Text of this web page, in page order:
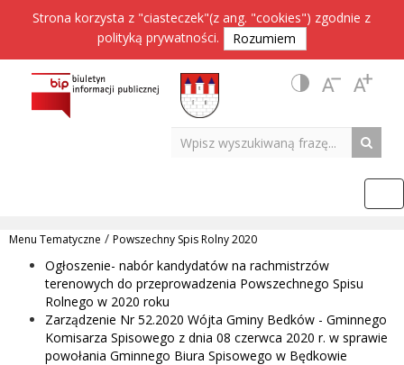
Strona korzysta z "ciasteczek"(z ang. "cookies") zgodnie z
polityką prywatności. Rozumiem
Menu Tematyczne / Powszechny Spis Rolny 2020
Ogłoszenie- nabór kandydatów na rachmistrzów
terenowych do przeprowadzenia Powszechnego Spisu
Rolnego w 2020 roku
Zarządzenie Nr 52.2020 Wójta Gminy Bedków - Gminnego
Komisarza Spisowego z dnia 08 czerwca 2020 r. w sprawie
powołania Gminnego Biura Spisowego w Będkowie